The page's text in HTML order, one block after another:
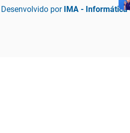
Desenvolvido por IMA - Informática